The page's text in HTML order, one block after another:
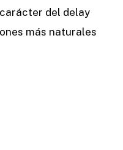
del delay
más naturales